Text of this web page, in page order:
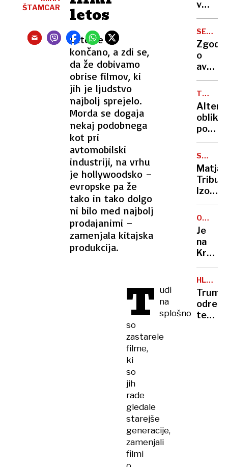
letos
Leto še ni
končano, a zdi se,
da že dobivamo
obrise filmov, ki
jih je ljudstvo
najbolj sprejelo.
Morda se dogaja
nekaj podobnega
kot pri
avtomobilski
industriji, na vrhu
je hollywoodsko –
evropske pa že
tako in tako dolgo
ni bilo med najbolj
prodajanimi –
zamenjala kitajska
produkcija.
ŠTAMCAR
T udi
na
splošno
so
zastarele
filme,
ki
so
jih
rade
gledale
starejše
generacije,
zamenjali
filmi
tudi
v
avtu
divjal,
rdečo
luč,
vozil
v
smer
in
trčil
SEM
IN
TJA
o
avtu,
ki je
pol
Lada
60
let
oblike
Zadnji
na
SPOLNO
Matjaž
sojenju
ali
hude
OCENA
Je
na
Krasu
res
vse
obisk
bližje
HLADNA
VOJNA
Trump
odredil